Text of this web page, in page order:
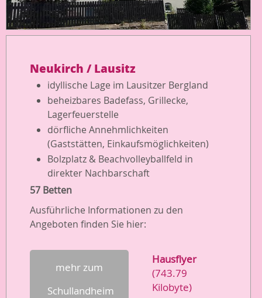
Neukirch / Lausitz
idyllische Lage im Lausitzer Bergland
beheizbares Badefass, Grillecke,
Lagerfeuerstelle
dörfliche Annehmlichkeiten
(Gaststätten, Einkaufsmöglichkeiten)
Bolzplatz & Beachvolleyballfeld in
direkter Nachbarschaft
57 Betten
Ausführliche Informationen zu den
Angeboten finden Sie hier:
mehr zum
Schullandheim
Hausflyer
(743.79
Kilobyte)